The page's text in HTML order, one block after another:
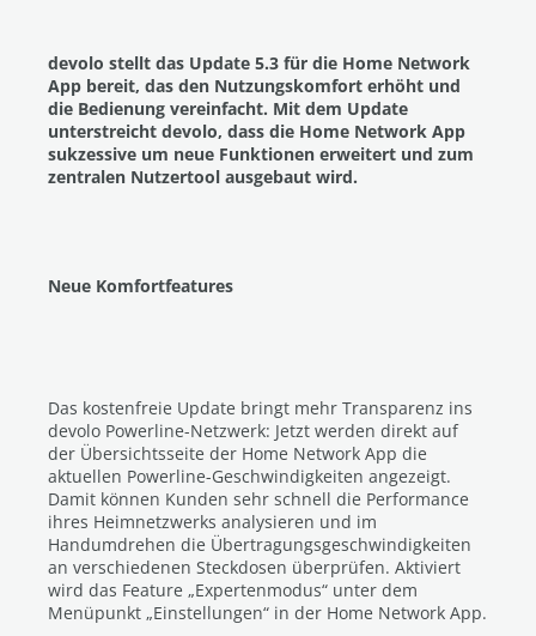
devolo stellt das Update 5.3 für die Home Network
App bereit, das den Nutzungskomfort erhöht und
die Bedienung vereinfacht. Mit dem Update
unterstreicht devolo, dass die Home Network App
sukzessive um neue Funktionen erweitert und zum
zentralen Nutzertool ausgebaut wird.
Neue Komfortfeatures
Das kostenfreie Update bringt mehr Transparenz ins
devolo Powerline-Netzwerk: Jetzt werden direkt auf
der Übersichtsseite der Home Network App die
aktuellen Powerline-Geschwindigkeiten angezeigt.
Damit können Kunden sehr schnell die Performance
ihres Heimnetzwerks analysieren und im
Handumdrehen die Übertragungsgeschwindigkeiten
an verschiedenen Steckdosen überprüfen. Aktiviert
wird das Feature „Expertenmodus“ unter dem
Menüpunkt „Einstellungen“ in der Home Network App.